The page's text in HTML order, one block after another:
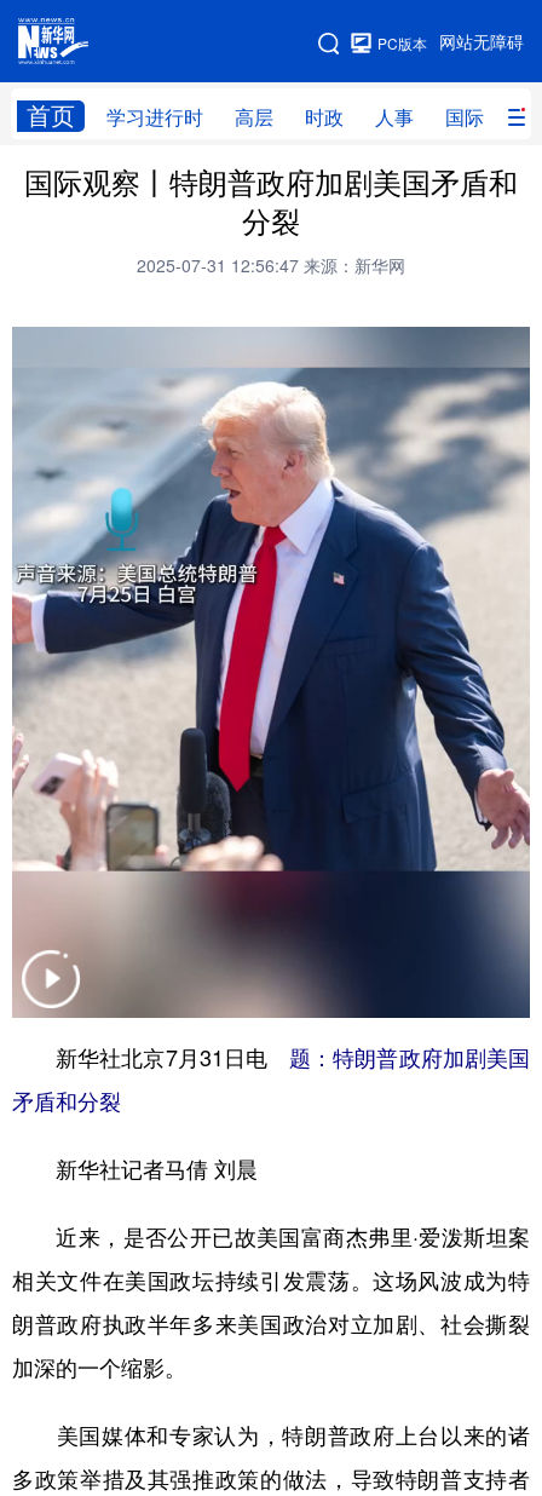
网站无障碍
PC版本
首页 学习进行时 高层 时政 人事 国际 财
网站地图
学习进行时 高层 时政 人事
书画 军事
视频 图片 政务
法律 中央文件 金融
食品 人居 信息化
学术中国 乡村振兴 银龄 溯源中国
旅游 会展
娱乐 悦读
一带一路 上市公司
文化产业
辽宁
山东
陕西 甘肃 青海 宁夏
新疆 内蒙古 黑龙江
多语种频道
English Español Français عربى
Русский язык 日本語 한국어
国际观察丨特朗普政府加剧美国矛盾和
分裂
2025-07-31 12:56:47 来源：新华网
新华社北京7月31日电 题：特朗普政府加剧美国
矛盾和分裂
新华社记者马倩 刘晨
近来，是否公开已故美国富商杰弗里·爱泼斯坦案
相关文件在美国政坛持续引发震荡。这场风波成为特
朗普政府执政半年多来美国政治对立加剧、社会撕裂
加深的一个缩影。
美国媒体和专家认为，特朗普政府上台以来的诸
多政策举措及其强推政策的做法，导致特朗普支持者